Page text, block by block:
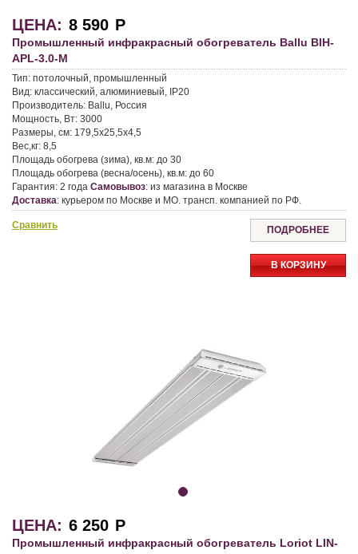
ЦЕНА: 8 590 Р
Промышленный инфракрасный обогреватель Ballu BIH-
APL-3.0-M
Тип: потолочный, промышленный
Вид: классический, алюминиевый, IP20
Производитель: Ballu, Россия
Мощность, Вт: 3000
Размеры, см: 179,5х25,5х4,5
Вес,кг: 8,5
Площадь обогрева (зима), кв.м: до 30
Площадь обогрева (весна/осень), кв.м: до 60
Гарантия: 2 года Самовывоз: из магазина в Москве
Доставка: курьером по Москве и МО. трансп. компанией по РФ.
Сравнить ПОДРОБНЕЕ
В КОРЗИНУ
ЦЕНА: 6 250 Р
Промышленный инфракрасный обогреватель Loriot LIN-